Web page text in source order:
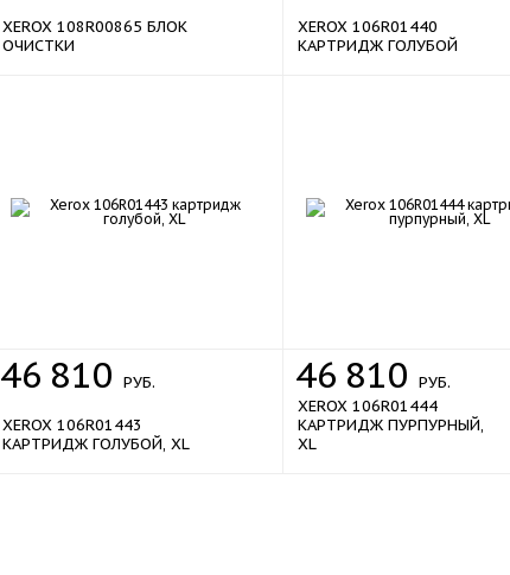
XEROX 108R00865 БЛОК
ОЧИСТКИ
XEROX 106R01440
КАРТРИДЖ ГОЛУБОЙ
46 810 РУБ.
XEROX 106R01443
КАРТРИДЖ ГОЛУБОЙ, XL
46 810 РУБ.
XEROX 106R01444
КАРТРИДЖ ПУРПУРНЫЙ,
XL